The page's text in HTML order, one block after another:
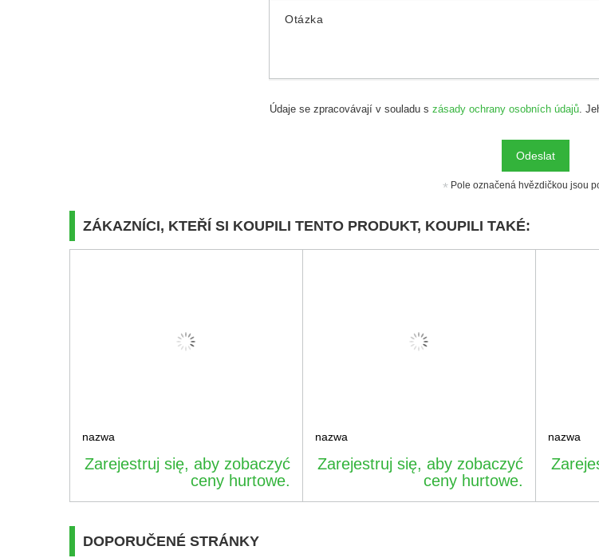
Otázka
Údaje se zpracovávají v souladu szásady ochrany osobních údajů.
Odeslat
Pole označená hvězdičkou jsou
ZÁKAZNÍCI, KTEŘÍ SI KOUPILI TENTO PRODUKT, KOUPILI TAKÉ:
nazwa
Zarejestruj się, aby zobaczyć
ceny hurtowe.
nazwa
Zarejestruj się, aby zobaczyć
ceny hurtowe.
nazwa
DOPORUČENÉ STRÁNKY